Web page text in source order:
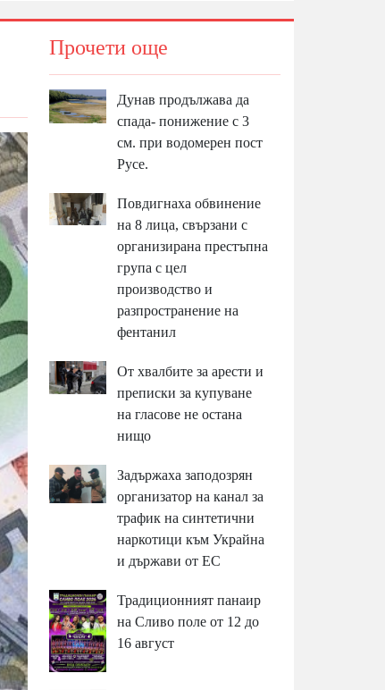
Прочети още
Дунав продължава да
спада- понижение с 3
см. при водомерен пост
Русе.
Повдигнаха обвинение
на 8 лица, свързани с
организирана престъпна
група с цел
производство и
разпространение на
фентанил
От хвалбите за арести и
преписки за купуване
на гласове не остана
нищо
Задържаха заподозрян
организатор на канал за
трафик на синтетични
наркотици към Украйна
и държави от ЕС
Традиционният панаир
на Сливо поле от 12 до
16 август